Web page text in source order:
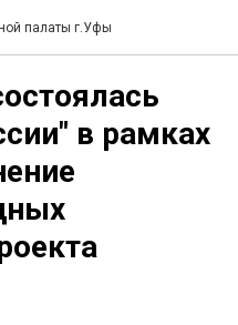
палаты г.Уфы
в рамках